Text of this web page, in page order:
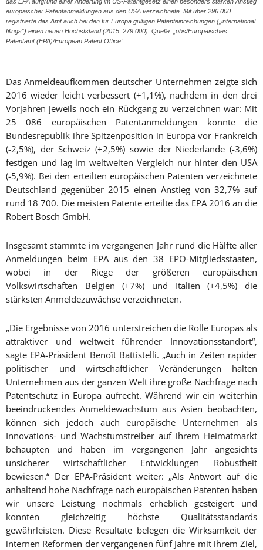
europäischer Patentanmeldungen aus den USA verzeichnete. Mit über 296 000
registrierte das Amt auch bei den für Europa gültigen Patenteinreichungen („international
filings“) einen neuen Höchststand (2015: 279 000). Quelle: „obs/Europäisches
Patentamt (EPA)/European Patent Office“
Das Anmeldeaufkommen deutscher Unternehmen zeigte sich
2016 wieder leicht verbessert (+1,1%), nachdem in den drei
Vorjahren jeweils noch ein Rückgang zu verzeichnen war: Mit
25 086 europäischen Patentanmeldungen konnte die
Bundesrepublik ihre Spitzenposition in Europa vor Frankreich
(-2,5%), der Schweiz (+2,5%) sowie der Niederlande (-3,6%)
festigen und lag im weltweiten Vergleich nur hinter den USA
(-5,9%). Bei den erteilten europäischen Patenten verzeichnete
Deutschland gegenüber 2015 einen Anstieg von 32,7% auf
rund 18 700. Die meisten Patente erteilte das EPA 2016 an die
Robert Bosch GmbH.
Insgesamt stammte im vergangenen Jahr rund die Hälfte aller
Anmeldungen beim EPA aus den 38 EPO-Mitgliedsstaaten,
wobei in der Riege der größeren europäischen
Volkswirtschaften Belgien (+7%) und Italien (+4,5%) die
stärksten Anmeldezuwächse verzeichneten.
„Die Ergebnisse von 2016 unterstreichen die Rolle Europas als
attraktiver und weltweit führender Innovationsstandort“,
sagte EPA-Präsident Benoît Battistelli. „Auch in Zeiten rapider
politischer und wirtschaftlicher Veränderungen halten
Unternehmen aus der ganzen Welt ihre große Nachfrage nach
Patentschutz in Europa aufrecht. Während wir ein weiterhin
beeindruckendes Anmeldewachstum aus Asien beobachten,
können sich jedoch auch europäische Unternehmen als
Innovations- und Wachstumstreiber auf ihrem Heimatmarkt
behaupten und haben im vergangenen Jahr angesichts
unsicherer wirtschaftlicher Entwicklungen Robustheit
bewiesen.“ Der EPA-Präsident weiter: „Als Antwort auf die
anhaltend hohe Nachfrage nach europäischen Patenten haben
wir unsere Leistung nochmals erheblich gesteigert und
konnten gleichzeitig höchste Qualitätsstandards
gewährleisten. Diese Resultate belegen die Wirksamkeit der
internen Reformen der vergangenen fünf Jahre mit ihrem Ziel,